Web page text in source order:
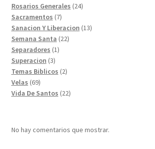
productos
Rosarios Generales 2424
Sacramentos 77
productos
Sanacion Y Liberacion 1313
Semana Santa 2222
Separadores 11
Superacion 33
productos
Temas Biblicos 22
Velas 6969
productos
Vida De Santos 2222
No hay comentarios que mostrar.